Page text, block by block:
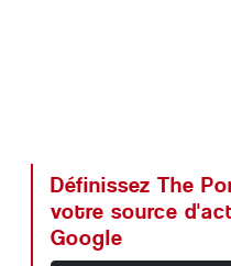
Définissez The
votre source
Google